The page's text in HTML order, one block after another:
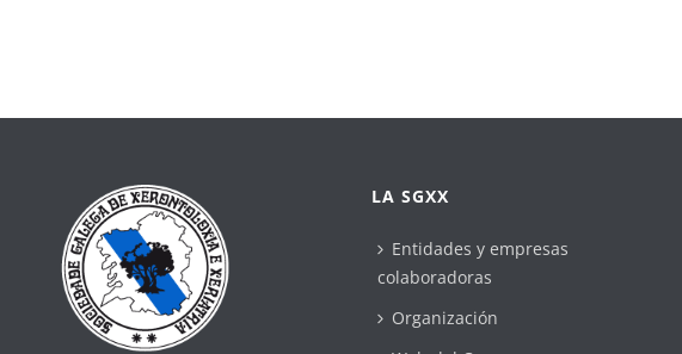
LA SGXX
Entidades y empresas
colaboradoras
Organización